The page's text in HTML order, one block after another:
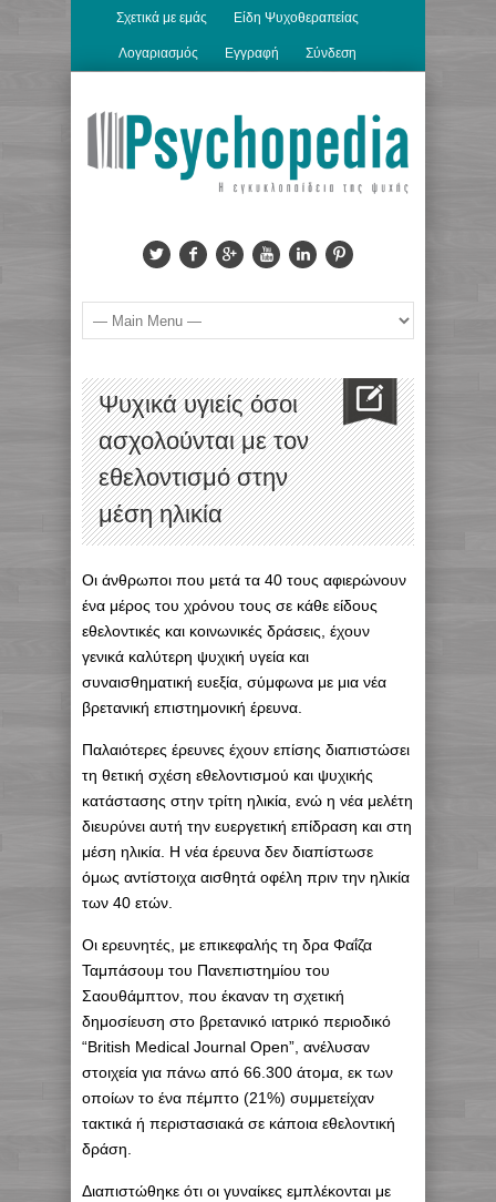
Σχετικά με εμάς Είδη Ψυχοθεραπείας
Λογαριασμός Εγγραφή Σύνδεση
Ψυχικά υγιείς όσοι
ασχολούνται με τον
εθελοντισμό στην
μέση ηλικία
Οι άνθρωποι που μετά τα 40 τους αφιερώνουν
ένα μέρος του χρόνου τους σε κάθε είδους
εθελοντικές και κοινωνικές δράσεις, έχουν
γενικά καλύτερη ψυχική υγεία και
συναισθηματική ευεξία, σύμφωνα με μια νέα
βρετανική επιστημονική έρευνα.
Παλαιότερες έρευνες έχουν επίσης διαπιστώσει
τη θετική σχέση εθελοντισμού και ψυχικής
κατάστασης στην τρίτη ηλικία, ενώ η νέα μελέτη
διευρύνει αυτή την ευεργετική επίδραση και στη
μέση ηλικία. Η νέα έρευνα δεν διαπίστωσε
όμως αντίστοιχα αισθητά οφέλη πριν την ηλικία
των 40 ετών.
Οι ερευνητές, με επικεφαλής τη δρα Φαΐζα
Ταμπάσουμ του Πανεπιστημίου του
Σαουθάμπτον, που έκαναν τη σχετική
δημοσίευση στο βρετανικό ιατρικό περιοδικό
“British Medical Journal Open”, ανέλυσαν
στοιχεία για πάνω από 66.300 άτομα, εκ των
οποίων το ένα πέμπτο (21%) συμμετείχαν
τακτικά ή περιστασιακά σε κάποια εθελοντική
δράση.
Διαπιστώθηκε ότι οι γυναίκες εμπλέκονται με